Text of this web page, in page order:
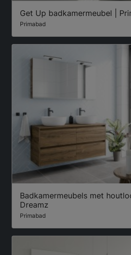
Get Up badkamermeubel |
Primabad
Badkamermeubels met
Dreamz
Primabad